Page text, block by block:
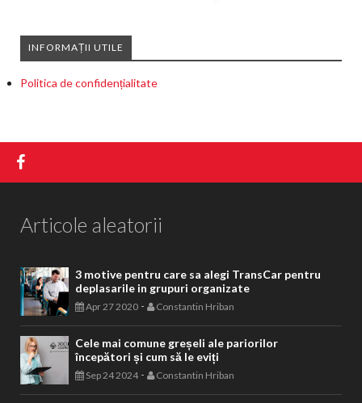
INFORMAȚII UTILE
Politica de confidențialitate
Articole aleatorii
3 motive pentru care sa alegi TransCar pentru
deplasarile in grupuri organizate
Apr 27 2020 - Constantin Hriban
Cele mai comune greșeli ale pariorilor
începători și cum să le eviți
Sep 24 2024- Constantin Hriban